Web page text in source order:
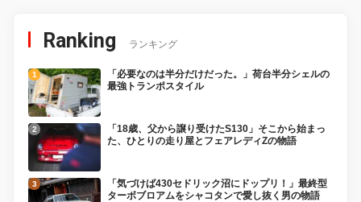
Ranking ランキング
「必要なのは半分だけだった。」荷台半分シェルの
最強トランポスタイル
「18歳、父から譲り受けたS130」そこから始まっ
た、ひとりの走り屋とフェアレディZの物語
「気づけば430セドリック沼にドップリ！」最終型
ターボブロアムをシャコタンで愛し抜く男の物語